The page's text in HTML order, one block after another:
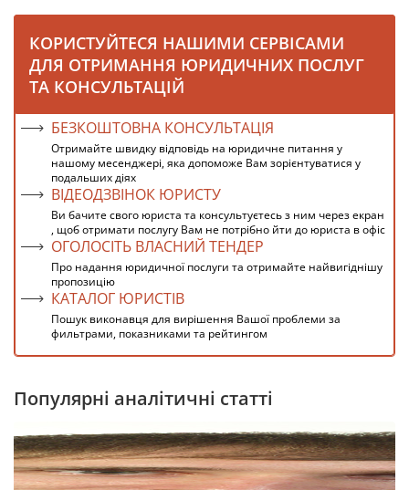
КОРИСТУЙТЕСЯ НАШИМИ СЕРВІСАМИ
ДЛЯ ОТРИМАННЯ ЮРИДИЧНИХ ПОСЛУГ
ТА КОНСУЛЬТАЦІЙ
БЕЗКОШТОВНА КОНСУЛЬТАЦІЯ
Отримайте швидку відповідь на юридичне питання у
нашому месенджері, яка допоможе Вам зорієнтуватися у
подальших діях
ВІДЕОДЗВІНОК ЮРИСТУ
Ви бачите свого юриста та консультуєтесь з ним через екран
, щоб отримати послугу Вам не потрібно йти до юриста в офіс
ОГОЛОСІТЬ ВЛАСНИЙ ТЕНДЕР
Про надання юридичної послуги та отримайте найвигіднішу
пропозицію
КАТАЛОГ ЮРИСТІВ
Пошук виконавця для вирішення Вашої проблеми за
фильтрами, показниками та рейтингом
Популярні аналітичні статті